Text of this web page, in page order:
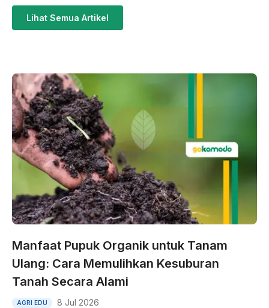
Lihat Semua Artikel
Manfaat Pupuk Organik untuk Tanam
Ulang: Cara Memulihkan Kesuburan
Tanah Secara Alami
AGRI EDU 8 Jul 2026